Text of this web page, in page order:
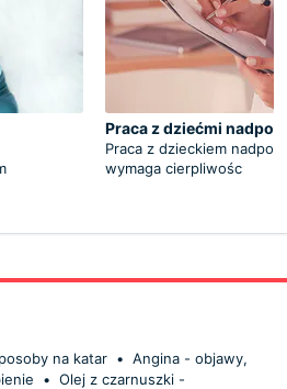
Praca z dziećmi
Praca z dzieckiem
wymaga cierpliwośc
na katar • Angina - objawy,
• Olej z czarnuszki -